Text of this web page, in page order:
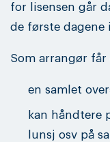
for lisensen går
de første dagene
Som arrangør får
en samlet
kan håndtere
lunsj osv på